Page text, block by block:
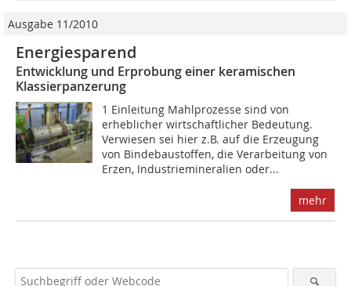
Ausgabe 11/2010
Energiesparend
Entwicklung und Erprobung einer keramischen
Klassierpanzerung
1 Einleitung Mahlprozesse sind von
erheblicher wirtschaftlicher Bedeu­tung.
Verwiesen sei hier z.B. auf die Erzeugung
von Binde­baustoffen, die Verarbeitung von
Erzen, Industriemineralien oder...
mehr